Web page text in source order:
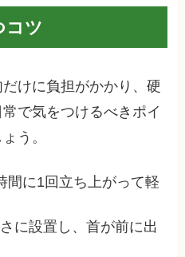
コツ
けに負担がかかり、硬
で気をつけるべきポイ
う。
間に1回立ち上がって軽
に設置し、首が前に出